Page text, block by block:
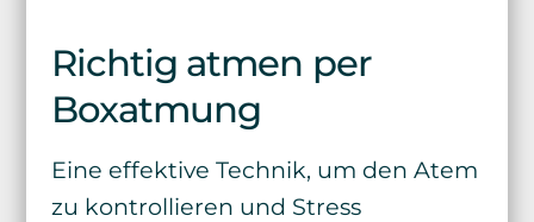
Richtig atmen per
Boxatmung
Eine effektive Technik, um den Atem
zu kontrollieren und Stress